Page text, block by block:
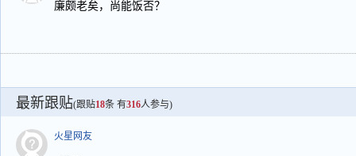
廉颇老矣，尚能饭否？
最新跟贴(跟贴18条 有316人参与)
火星网友